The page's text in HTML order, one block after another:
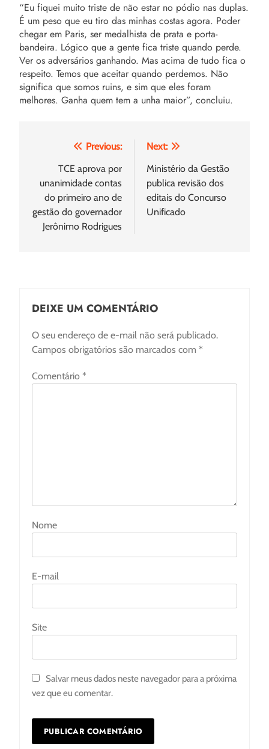
“Eu fiquei muito triste de não estar no pódio nas duplas.
É um peso que eu tiro das minhas costas agora. Poder
chegar em Paris, ser medalhista de prata e porta-
bandeira. Lógico que a gente fica triste quando perde.
Ver os adversários ganhando. Mas acima de tudo fica o
respeito. Temos que aceitar quando perdemos. Não
significa que somos ruins, e sim que eles foram
melhores. Ganha quem tem a unha maior”, concluiu.
Navegação
Post
Previous:
TCE aprova por
unanimidade contas
do primeiro ano de
gestão do governador
Jerônimo Rodrigues
Next:
Ministério da Gestão
publica revisão dos
editais do Concurso
Unificado
DEIXE UM COMENTÁRIO
O seu endereço de e-mail não será publicado.
Campos obrigatórios são marcados com *
Comentário *
Nome
E-mail
Site
Salvar meus dados neste navegador para a próxima
vez que eu comentar.